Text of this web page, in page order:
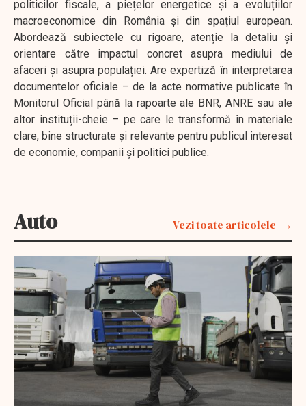
politicilor fiscale, a piețelor energetice și a evoluțiilor
macroeconomice din România și din spațiul european.
Abordează subiectele cu rigoare, atenție la detaliu și
orientare către impactul concret asupra mediului de
afaceri și asupra populației. Are expertiză în interpretarea
documentelor oficiale – de la acte normative publicate în
Monitorul Oficial până la rapoarte ale BNR, ANRE sau ale
altor instituții-cheie – pe care le transformă în materiale
clare, bine structurate și relevante pentru publicul interesat
de economie, companii și politici publice.
Auto Vezi toate articolele